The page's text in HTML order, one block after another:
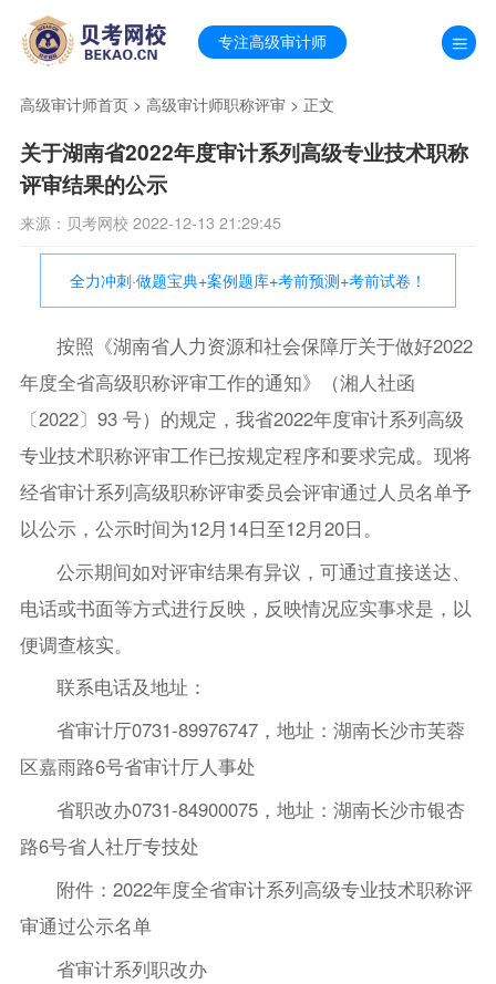
专注高级审计师
高级审计师首页> 高级审计师职称评审 > 正文
关于湖南省2022年度审计系列高级专业技术职称
评审结果的公示
来源：贝考网校 2022-12-13 21:29:45
全力冲刺·做题宝典+案例题库+考前预测+考前试卷！
按照《湖南省人力资源和社会保障厅关于做好2022
年度全省高级职称评审工作的通知》（湘人社函
〔2022〕93 号）的规定，我省2022年度审计系列高级
专业技术职称评审工作已按规定程序和要求完成。现将
经省审计系列高级职称评审委员会评审通过人员名单予
以公示，公示时间为12月14日至12月20日。
公示期间如对评审结果有异议，可通过直接送达、
电话或书面等方式进行反映，反映情况应实事求是，以
便调查核实。
联系电话及地址：
省审计厅0731-89976747，地址：湖南长沙市芙蓉
区嘉雨路6号省审计厅人事处
省职改办0731-84900075，地址：湖南长沙市银杏
路6号省人社厅专技处
附件：2022年度全省审计系列高级专业技术职称评
审通过公示名单
省审计系列职改办